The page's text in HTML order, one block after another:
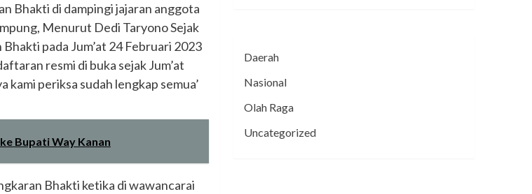
Bhakti di dampingi jajaran anggota
Menurut Dedi Taryono Sejak
pada Jum’at 24 Februari 2023
resmi di buka sejak Jum’at
kami periksa sudah lengkap semua’
Bupati Way Kanan
Bhakti ketika di wawancarai
Daerah
Nasional
Olah Raga
Uncategorized